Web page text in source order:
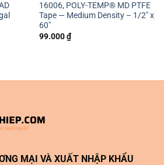
16006, POLY-TEMP® MD PTFE
Tape — Medium Density – 1/2″ x
60″
99.000₫
MẠI VÀ XUẤT NHẬP KHẨU